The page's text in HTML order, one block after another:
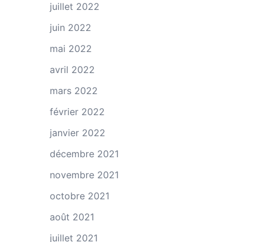
juillet 2022
juin 2022
mai 2022
avril 2022
mars 2022
février 2022
janvier 2022
décembre 2021
novembre 2021
octobre 2021
août 2021
juillet 2021